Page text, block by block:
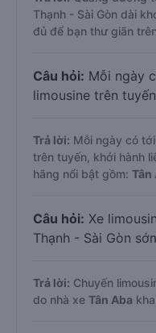
Thạnh - Sài Gòn dài
đủ để bạn thư giãn
Câu hỏi: Mỗi ngày
limousine trên
Trả lời: Mỗi ngày có tới
trên tuyến, khởi hành
hãng nổi bật gồm: Tân
Câu hỏi: Xe
Thạnh - Sài Gòn
Trả lời: Chuyến
do nhà xe Tân Aba